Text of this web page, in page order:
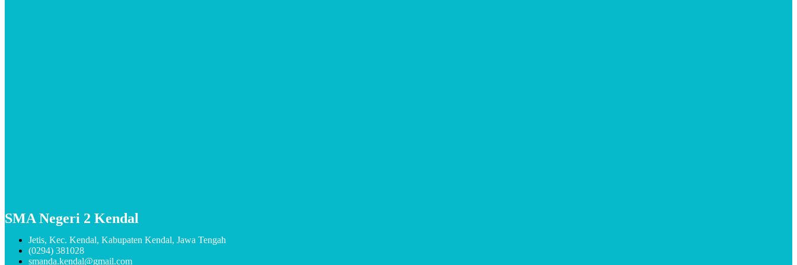
SMA Negeri 2 Kendal
Jetis, Kec. Kendal, Kabupaten Kendal, Jawa Tengah
(0294) 381028
smanda.kendal@gmail.com